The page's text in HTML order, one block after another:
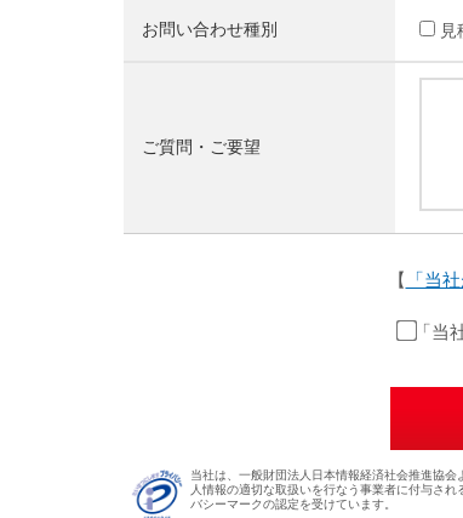
お問い合わせ種別 見
ご質問・ご要望
【 「当
「当
当社は、一般財団法人日本情報経済社会推進協会
人情報の適切な取扱いを行なう事業者に付与され
バシーマークの認定を受けています。